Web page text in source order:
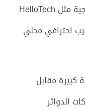
احترافي ، فهناك خدمات الجهات الخارجية مثل HelloTech
احترافي محلي
مقابل
الدوائر